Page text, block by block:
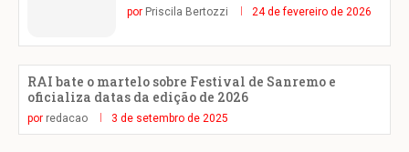
por Priscila Bertozzi 24 de fevereiro de 2026
RAI bate o martelo sobre Festival de Sanremo e
oficializa datas da edição de 2026
por redacao 3 de setembro de 2025